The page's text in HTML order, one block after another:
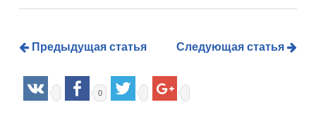
Предыдущая статья Следующая статья
0